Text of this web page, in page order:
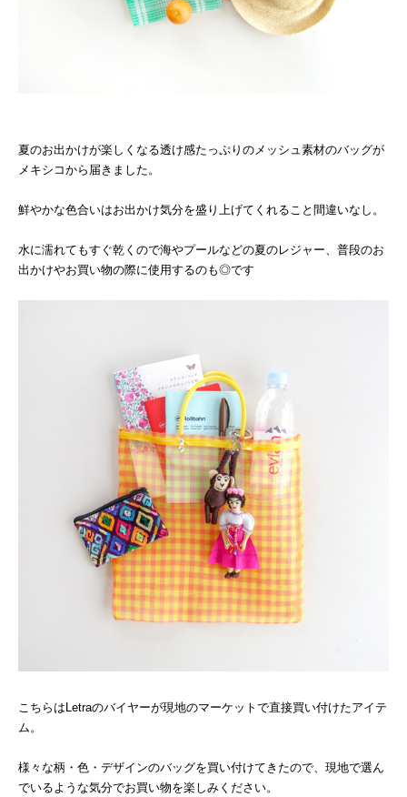
夏のお出かけが楽しくなる透け感たっぷりのメッシュ素材のバッグが
メキシコから届きました。
鮮やかな色合いはお出かけ気分を盛り上げてくれること間違いなし。
水に濡れてもすぐ乾くので海やプールなどの夏のレジャー、普段のお
出かけやお買い物の際に使用するのも◎です
こちらはLetraのバイヤーが現地のマーケットで直接買い付けたアイテ
ム。
様々な柄・色・デザインのバッグを買い付けてきたので、現地で選ん
でいるような気分でお買い物を楽しみください。